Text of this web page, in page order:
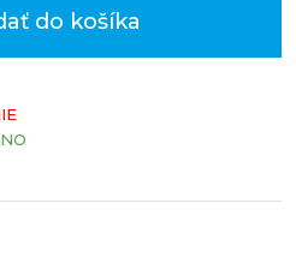
do košíka